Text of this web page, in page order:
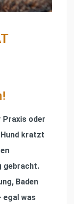
Praxis oder
kratzt
gebracht.
Baden
egal was